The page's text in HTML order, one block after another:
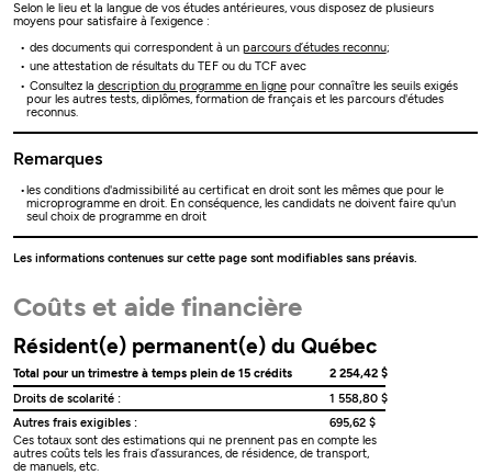
Selon le lieu et la langue de vos études antérieures, vous disposez de plusieurs
moyens pour satisfaire à l’exigence :
des documents qui correspondent à un parcours d’études reconnu;
une attestation de résultats du TEF ou du TCF avec
Consultez la description du programme en lignepour connaître les seuils exigés
pour les autres tests, diplômes, formation de français et les parcours d'études
reconnus.
Remarques
les conditions d'admissibilité au certificat en droit sont les mêmes que pour le
microprogramme en droit. En conséquence, les candidats ne doivent faire qu'un
seul choix de programme en droit
Les informations contenues sur cette page sont modifiables sans préavis.
Coûts et aide financière
Résident(e) permanent(e) du Québec
Total pour un trimestre à temps plein de 15 crédits
2 254,42 $
Droits de scolarité :
1 558,80 $
Autres frais exigibles :
695,62 $
Ces totaux sont des estimations qui ne prennent pas en compte les
autres coûts tels les frais d’assurances, de résidence, de transport,
de manuels, etc.